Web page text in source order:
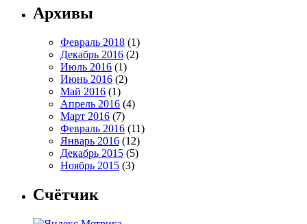
Архивы
Февраль 2018 (1)
Декабрь 2016 (2)
Июль 2016 (1)
Июнь 2016 (2)
Май 2016 (1)
Апрель 2016 (4)
Март 2016 (7)
Февраль 2016 (11)
Январь 2016 (12)
Декабрь 2015 (5)
Ноябрь 2015 (3)
Счётчик